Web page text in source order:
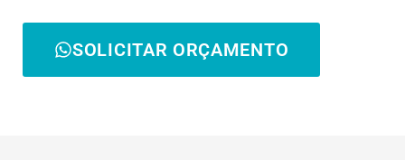
SOLICITAR ORÇAMENTO